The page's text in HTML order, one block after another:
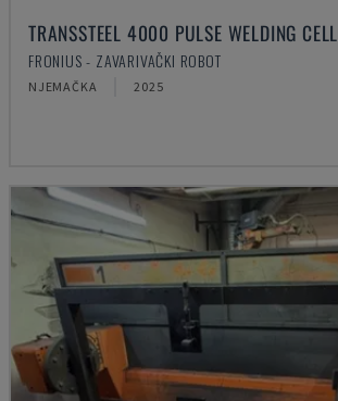
TRANSSTEEL 4000 PULSE WELDING CELL
FRONIUS - ZAVARIVAČKI ROBOT
NJEMAČKA 2025